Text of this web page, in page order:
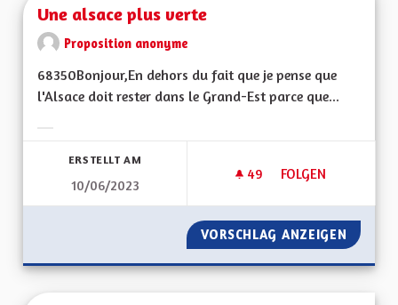
Une alsace plus verte
Proposition anonyme
68350Bonjour,En dehors du fait que je pense que
l'Alsace doit rester dans le Grand-Est parce que...
ERSTELLT AM
10/06/2023
49 49 FOLLOWER
FOLGEN
UNE ALSACE PLUS
VORSCHLAG ANZEIGEN UNE